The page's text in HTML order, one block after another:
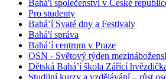
Bahá'í společenství v České
Pro studenty
Bahá’í Svaté dny a Festivaly
Bahá'í správa
Bahá’í centrum v Praze
OSN - Světový týden
Dětská Bahá’í škola Zářící
Studijní kurzy a vzdělávání – růst